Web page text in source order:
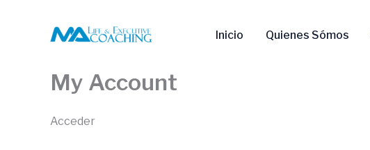
contenido
Inicio Quienes Sómos
My Account
Acceder